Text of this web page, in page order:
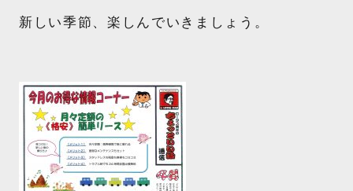
新しい季節、楽しんでいきましょう。